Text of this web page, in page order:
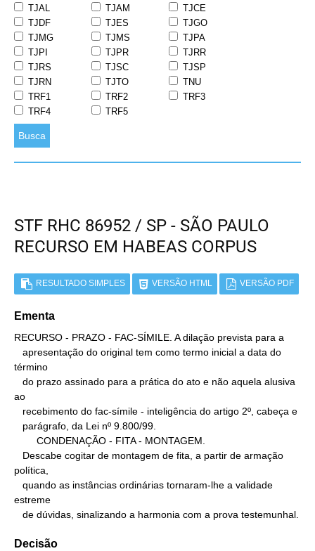
TJAL
TJAM
TJCE
TJDF
TJES
TJGO
TJMG
TJMS
TJPA
TJPI
TJPR
TJRR
TJRS
TJSC
TJSP
TJRN
TJTO
TNU
TRF1
TRF2
TRF3
TRF4
TRF5
Busca
STF RHC 86952 / SP - SÃO PAULO
RECURSO EM HABEAS CORPUS
RESULTADO SIMPLES VERSÃO HTML VERSÃO PDF
Ementa
RECURSO - PRAZO - FAC-SÍMILE. A dilação prevista para a
término
ao
política,
estreme
   de dúvidas, sinalizando a harmonia com a prova testemunhal.
Decisão